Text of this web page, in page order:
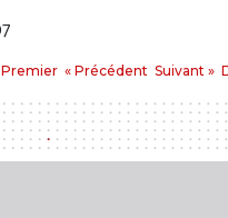
PremierPremier
« PrécédentPrécédent
Suivant
Suivant »